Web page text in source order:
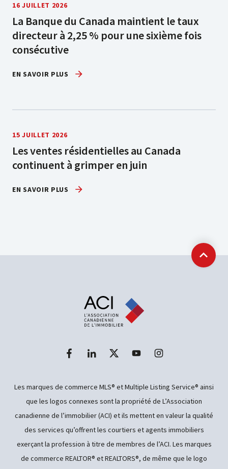
16 JUILLET 2026
La Banque du Canada maintient le taux
directeur à 2,25 % pour une sixième fois
consécutive
EN SAVOIR PLUS
15 JUILLET 2026
Les ventes résidentielles au Canada
continuent à grimper en juin
EN SAVOIR PLUS
Les marques de commerce MLS® et Multiple Listing Service® ainsi
que les logos connexes sont la propriété de L’Association
canadienne de l’immobilier (ACI) et ils mettent en valeur la qualité
des services qu’offrent les courtiers et agents immobiliers
exerçant la profession à titre de membres de l’ACI. Les marques
de commerce REALTOR® et REALTORS®, de même que le logo